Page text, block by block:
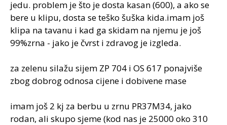
jedu. problem je što je dosta kasan (600), a ako se
bere u klipu, dosta se teško šuška kida.imam još
klipa na tavanu i kad ga skidam na njemu je još
99%zrna - jako je čvrst i zdravog je izgleda.
za zelenu silažu sijem ZP 704 i OS 617 ponajviše
zbog dobrog odnosa cijene i dobivene mase
imam još 2 kj za berbu u zrnu PR37M34, jako
rodan, ali skupo sjeme (kod nas je 25000 oko 310